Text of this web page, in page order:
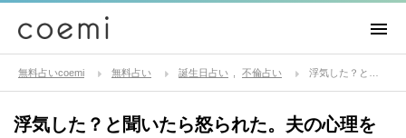
無料占いcoemi 無料占い 誕生日占い 不倫占い
浮気した？と聞いたら怒られた。夫の心理を